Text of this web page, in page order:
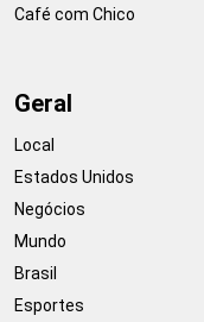
Café com Chico
Geral
Local
Estados Unidos
Negócios
Mundo
Brasil
Esportes